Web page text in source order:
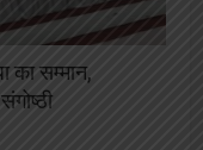
का सम्मान,